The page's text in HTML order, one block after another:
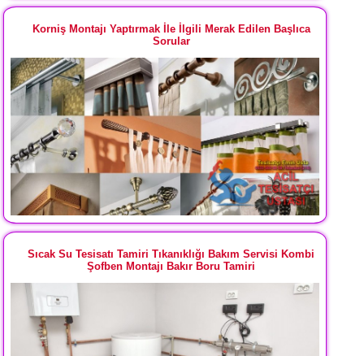
Korniş Montajı Yaptırmak İle İlgili Merak Edilen Başlıca
Sorular
Sıcak Su Tesisatı Tamiri Tıkanıklığı Bakım Servisi Kombi
Şofben Montajı Bakır Boru Tamiri